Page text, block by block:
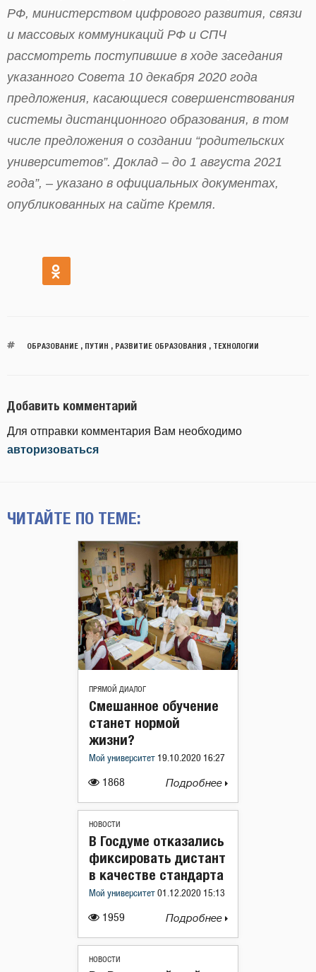
РФ, министерством цифрового развития, связи
и массовых коммуникаций РФ и СПЧ
рассмотреть поступившие в ходе заседания
указанного Совета 10 декабря 2020 года
предложения, касающиеся совершенствования
системы дистанционного образования, в том
числе предложения о создании “родительских
университетов”. Доклад – до 1 августа 2021
года”, – указано в официальных документах,
опубликованных на сайте Кремля.
ОБРАЗОВАНИЕ, ПУТИН РАЗВИТИЕ ОБРАЗОВАНИЯ ТЕХНОЛОГИИ
Добавить комментарий
Для отправки комментария Вам необходимо
авторизоваться
ЧИТАЙТЕ ПО ТЕМЕ:
ПРЯМОЙ ДИАЛОГ
1868
Смешанное обучение
станет нормой
жизни?
Мой университет 19.10.2020 16:27
Подробнее
НОВОСТИ
1959
В Госдуме отказались
фиксировать дистант
в качестве стандарта
Мой университет 01.12.2020 15:13
Подробнее
НОВОСТИ